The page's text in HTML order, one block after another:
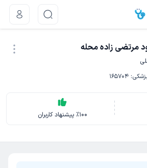
مرتضی زاده محله
:
165704
٪100 پیشنهاد کاربران